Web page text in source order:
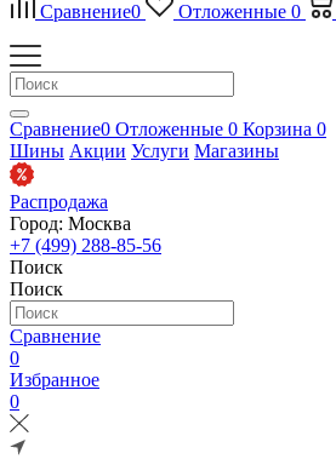
Сравнение0 Отложенные 0
Сравнение0 Отложенные 0 Корзина 0
Шины Акции Услуги Магазины
Распродажа
Город: Москва
+7 (499) 288-85-56
Поиск
Поиск
Сравнение
0
Избранное
0